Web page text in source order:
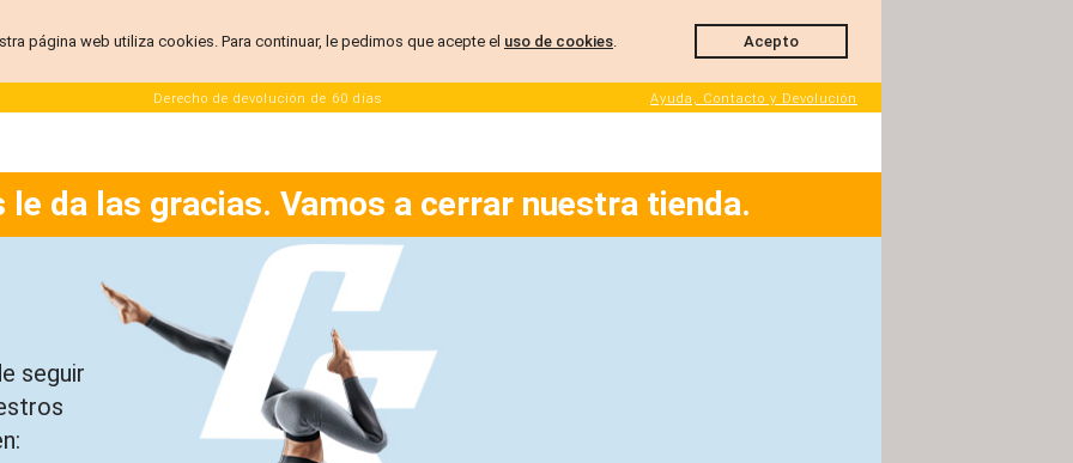
da las gracias. Vamos a cerrar nuestra tienda.
seguir
Derecho de devolución de 60 días Ayuda, Contacto y Devolución
página web utiliza cookies. Para continuar, le pedimos que acepte el uso de cookies. Acepto